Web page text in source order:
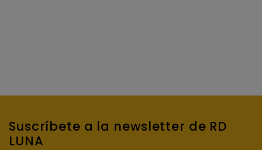
Suscríbete a la newsletter de RD
LUNA